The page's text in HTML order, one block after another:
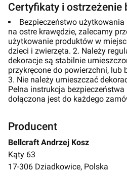
Certyfikaty i ostrzeżenie
Bezpieczeństwo
na ostre krawędzie, zalecamy
użytkowanie produktów w
dzieci i zwierzęta. 2. Należy
dekoracje są stabilnie
przykręcone do powierzchni, lub
3. Nie należy umieszczać
Pełna instrukcja
dołączona jest do każdego
Producent
Bellcraft Andrzej Kosz
Kąty 63
17-306 Dziadkowice, Polska